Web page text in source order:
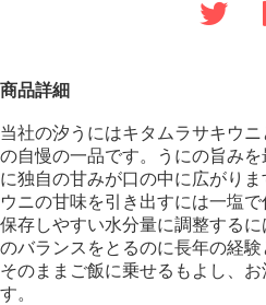
商品詳細
当社の汐うにはキタムラサキウ
の自慢の一品です。うにの旨み
に独自の甘みが口の中に広がりま
ウニの甘味を引き出すには一塩で
保存しやすい水分量に調整する
のバランスをとるのに長年の経験
そのままご飯に乗せるもよし、
す。